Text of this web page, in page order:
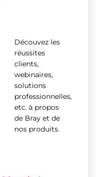
Découvez les
réussites
clients,
webinaires,
solutions
professionnelles,
etc. à propos
de Bray et de
nos produits.